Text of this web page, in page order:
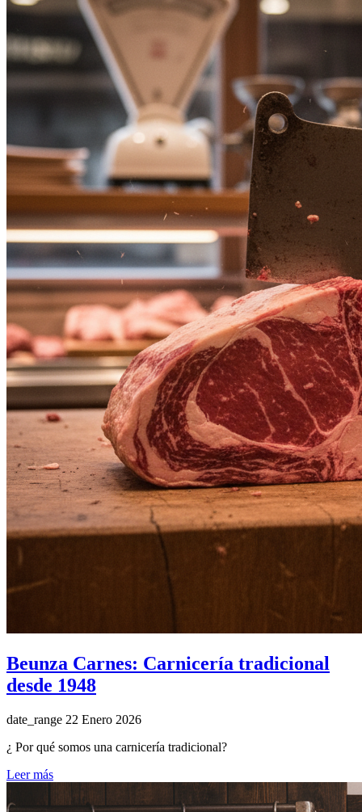
Beunza Carnes: Carnicería tradicional
desde 1948
date_range 22 Enero 2026
¿ Por qué somos una carnicería tradicional?
Leer más